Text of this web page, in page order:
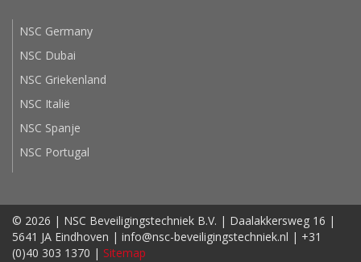
NSC Germany
NSC Dubai
NSC Griekenland
NSC Italië
NSC Spanje
NSC Portugal
© 2026 | NSC Beveiligingstechniek B.V. | Daalakkersweg 16 |
5641 JA Eindhoven | info@nsc-beveiligingstechniek.nl | +31
(0)40 303 1370 | Sitemap